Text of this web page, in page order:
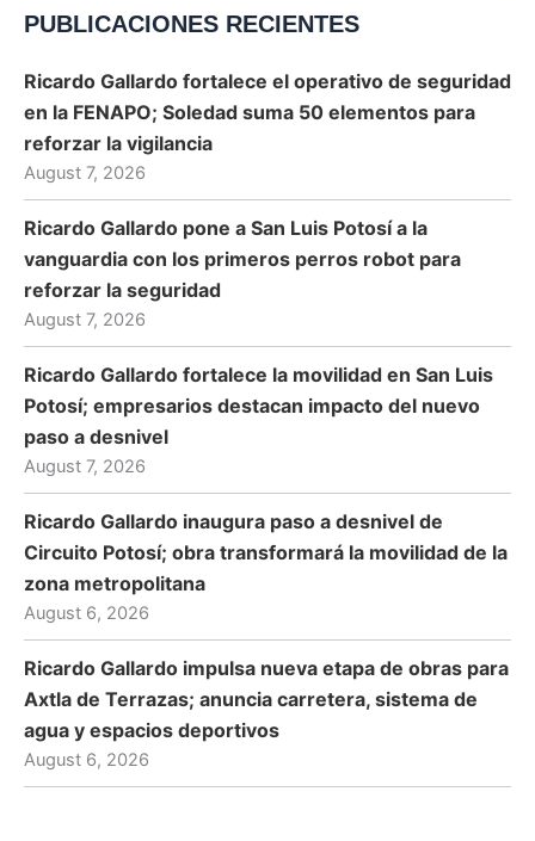
PUBLICACIONES RECIENTES
Ricardo Gallardo fortalece el operativo de seguridad
en la FENAPO; Soledad suma 50 elementos para
reforzar la vigilancia
August 7, 2026
Ricardo Gallardo pone a San Luis Potosí a la
vanguardia con los primeros perros robot para
reforzar la seguridad
August 7, 2026
Ricardo Gallardo fortalece la movilidad en San Luis
Potosí; empresarios destacan impacto del nuevo
paso a desnivel
August 7, 2026
Ricardo Gallardo inaugura paso a desnivel de
Circuito Potosí; obra transformará la movilidad de la
zona metropolitana
August 6, 2026
Ricardo Gallardo impulsa nueva etapa de obras para
Axtla de Terrazas; anuncia carretera, sistema de
agua y espacios deportivos
August 6, 2026